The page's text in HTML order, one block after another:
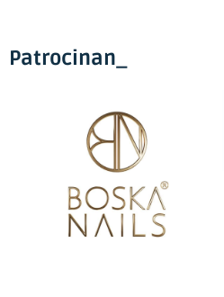
Patrocinan_